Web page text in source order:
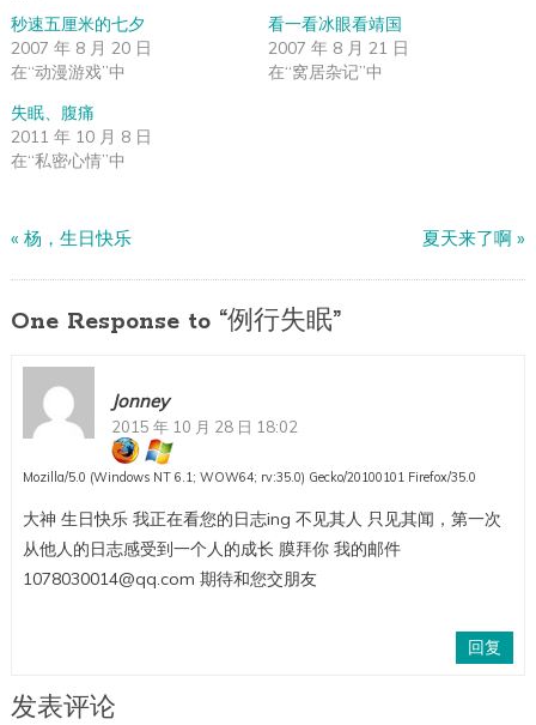
秒速五厘米的七夕
2007 年 8 月 20 日
在“动漫游戏”中
看一看冰眼看靖国
2007 年 8 月 21 日
在“窝居杂记”中
失眠、腹痛
2011 年 10 月 8 日
在“私密心情”中
« 杨，生日快乐 夏天来了啊 »
One Response to “例行失眠”
Jonney
2015 年 10 月 28 日 18:02
Mozilla/5.0 (Windows NT 6.1; WOW64; rv:35.0) Gecko/20100101 Firefox/35.0
大神 生日快乐 我正在看您的日志ing 不见其人 只见其闻，第一次
从他人的日志感受到一个人的成长 膜拜你 我的邮件
1078030014@qq.com 期待和您交朋友
回复
发表评论